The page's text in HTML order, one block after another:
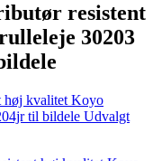
resistent
30203